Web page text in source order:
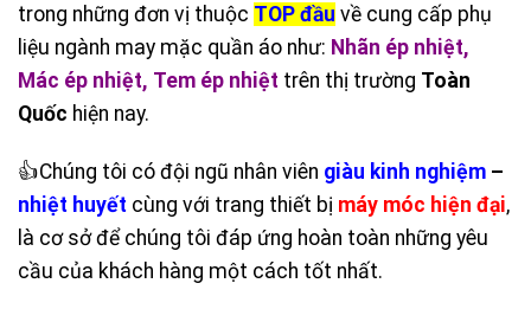
trong những đơn vị thuộc TOP đầu về cung cấp phụ
liệu ngành may mặc quần áo như: Nhãn ép nhiệt,
Mác ép nhiệt, Tem ép nhiệt trên thị trường Toàn
Quốc hiện nay.
👍Chúng tôi có đội ngũ nhân viên giàu kinh nghiệm –
nhiệt huyết cùng với trang thiết bị máy móc hiện đại,
là cơ sở để chúng tôi đáp ứng hoàn toàn những yêu
cầu của khách hàng một cách tốt nhất.